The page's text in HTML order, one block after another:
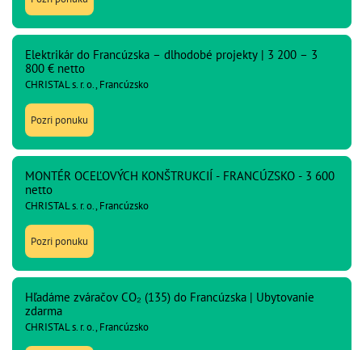
Elektrikár do Francúzska – dlhodobé projekty | 3 200 – 3
800 € netto
CHRISTAL s. r. o., Francúzsko
Pozri ponuku
MONTÉR OCEĽOVÝCH KONŠTRUKCIÍ - FRANCÚZSKO - 3 600
netto
CHRISTAL s. r. o., Francúzsko
Pozri ponuku
Hľadáme zváračov CO₂ (135) do Francúzska | Ubytovanie
zdarma
CHRISTAL s. r. o., Francúzsko